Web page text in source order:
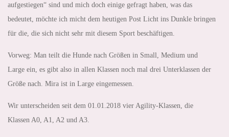
aufgestiegen“ sind und mich doch einige gefragt haben, was das
bedeutet, möchte ich micht dem heutigen Post Licht ins Dunkle bringen
für die, die sich nicht sehr mit diesem Sport beschäftigen.
Vorweg: Man teilt die Hunde nach Größen in Small, Medium und
Large ein, es gibt also in allen Klassen noch mal drei Unterklassen der
Größe nach. Mira ist in Large eingemessen.
Wir unterscheiden seit dem 01.01.2018 vier Agility-Klassen, die
Klassen A0, A1, A2 und A3.